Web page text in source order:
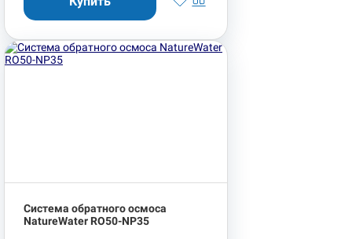
Система обратного осмоса
NatureWater RO50-NP35